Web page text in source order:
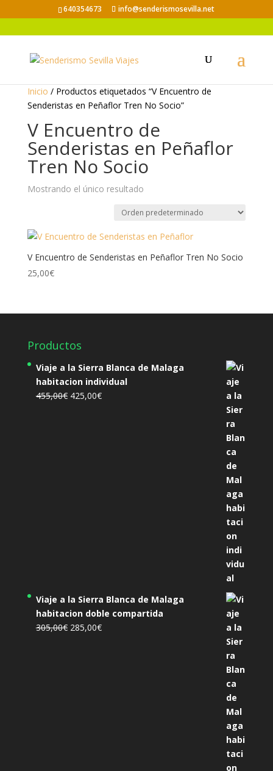
640354673 info@senderismosevilla.net
Inicio / Productos etiquetados “V Encuentro de
Senderistas en Peñaflor Tren No Socio”
V Encuentro de
Senderistas en Peñaflor
Tren No Socio
Mostrando el único resultado
V Encuentro de Senderistas en Peñaflor Tren No Socio
25,00€
Productos
Viaje a la Sierra Blanca de Malaga
habitacion individual
455,00€ El
425,00€El
Viaje a la Sierra Blanca de Malaga
habitacion doble compartida
305,00€ El
285,00€El